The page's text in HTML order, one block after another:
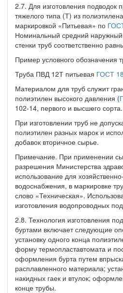
2.7. Для изготовления подводок
тяжелого типа (Т) из
маркировкой «Питьевая» по
Номинальный средний
стенки труб соответственно
Пример условного обозначения
Труба ПВД 12Т питьевая ГОСТ
Материалом для труб служит
полиэтилен высокого давления (
102-14, первого и высшего сорта.
При изготовлении труб не
полиэтилен разных марок и
добавок вторичное сырье.
Примечание. При применении
разрешения Министерства
использование для
водоснабжения, в маркировке
слово «Техническая».
изготовления водопроводных
2.8. Технология изготовления
буртами включает следующие
установку одного конца
форму термопластавтомата и
оформления бурта путем
расплавленного материала;
накидных гаек и втулок;
конце трубы.